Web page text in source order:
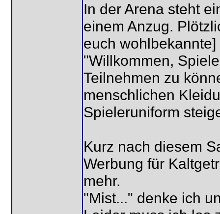
In der Arena steht
einem Anzug.
euch
"Willkommen,
Teilnehmen zu
menschlichen
Spieleruniform
Kurz nach diesem
Werbung für
mehr.
"Mist..." denke ich